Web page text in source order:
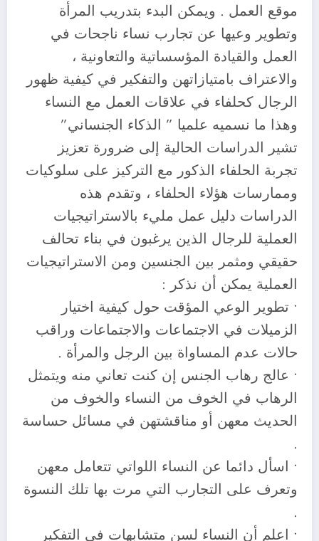
موقع العمل . ويمكن البدء بتدريب المرأة
وتطوير وعيها عن تجارب نساء ناجحات في
العمل والقيادة المؤسساتية والتعاونية ،
والاعتراف بامتيازاتهن والتفكير في كيفية ظهور
الرجال كحلفاء في علاقات العمل مع النساء
وهذا ما نسميه علميا ” الذكاء الجنساني”
تشير الدراسات الحالية إلى ضرورة تعزيز
تجربة الحلفاء الذكور مع التركيز على سلوكيات
وممارسات هؤلاء الحلفاء ، وتقدم هذه
الدراسات دليل عمل مليء بالاستراتيجيات
العملية للرجال الذين يرغبون في بناء تحالف
حقيقي ومثمر بين الجنسين ومن الاستراتيجيات
العملية يمكن أن نذكر :
• تطوير الوعي المؤقت حول كيفية اختيار
الزميلات في الاجتماعات والاجتماعات وراقب
حالات عدم المساواة بين الرجل والمرأة .
• عالج رهاب الجنس إن كنت تعاني منه ويتمثل
الرهاب في الخوف من النساء والخوف من
الحديث معهن أو مناقشتهن في مسائل حساسة
.
• اسأل دائما عن النساء اللواتي تتعامل معهن
وتعرف على التجارب التي مرت بها تلك النسوة
.
• اعلم أن النساء لسن متشابهات في التفكير